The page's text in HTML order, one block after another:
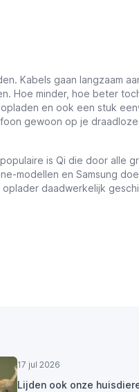
Kabels gaan langzaam
Hoe minder, hoe beter
en ook een stuk
gewoon op je
is Qi die door alle
modellen en Samsung
daadwerkelijk
17 jul 2026
Lijden ook onze